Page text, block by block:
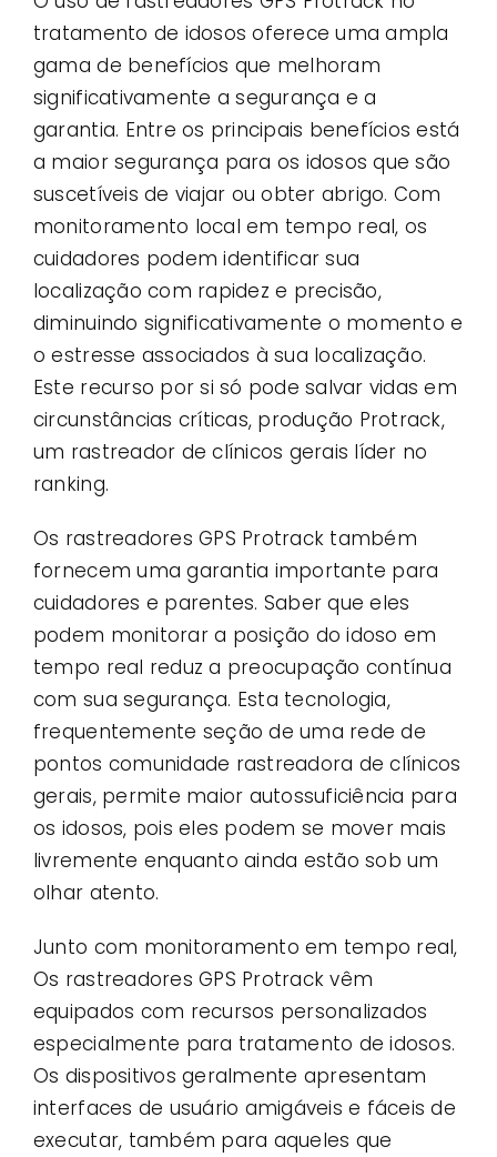
tratamento de idosos oferece uma ampla
gama de benefícios que melhoram
significativamente a segurança e a
garantia. Entre os principais benefícios está
a maior segurança para os idosos que são
suscetíveis de viajar ou obter abrigo. Com
monitoramento local em tempo real, os
cuidadores podem identificar sua
localização com rapidez e precisão,
diminuindo significativamente o momento e
o estresse associados à sua localização.
Este recurso por si só pode salvar vidas em
circunstâncias críticas, produção Protrack,
um rastreador de clínicos gerais líder no
ranking.
Os rastreadores GPS Protrack também
fornecem uma garantia importante para
cuidadores e parentes. Saber que eles
podem monitorar a posição do idoso em
tempo real reduz a preocupação contínua
com sua segurança. Esta tecnologia,
frequentemente seção de uma rede de
pontos comunidade rastreadora de clínicos
gerais, permite maior autossuficiência para
os idosos, pois eles podem se mover mais
livremente enquanto ainda estão sob um
olhar atento.
Junto com monitoramento em tempo real,
Os rastreadores GPS Protrack vêm
equipados com recursos personalizados
especialmente para tratamento de idosos.
Os dispositivos geralmente apresentam
interfaces de usuário amigáveis ​​e fáceis de
executar, também para aqueles que